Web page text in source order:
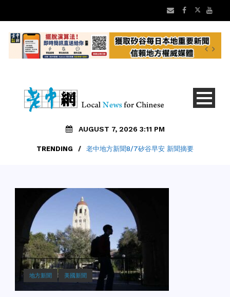
AUGUST 7, 2026 3:11 PM
TRENDING / 老中地方新聞8/7矽谷早安 新聞摘要
地方新聞 美國新聞